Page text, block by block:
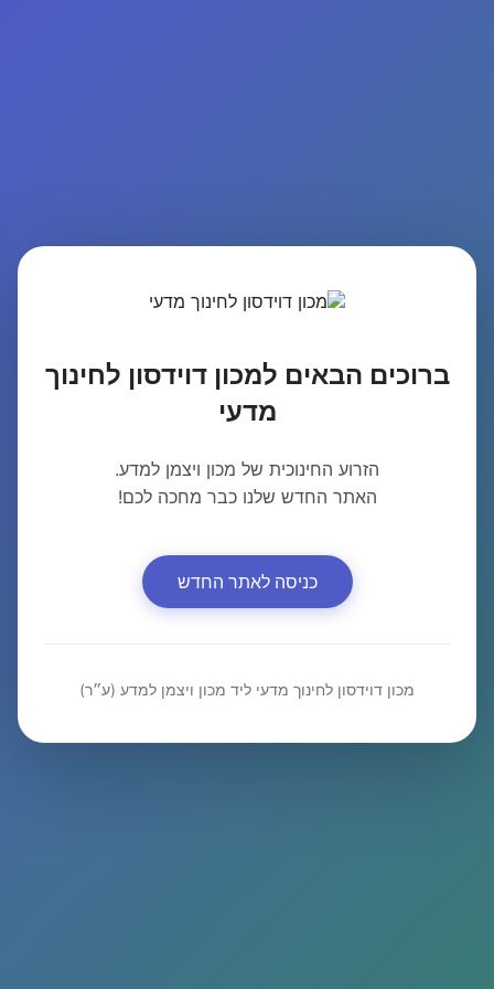
ברוכים הבאים למכון דוידסון לחינוך
מדעי
הזרוע החינוכית של מכון ויצמן למדע.
האתר החדש שלנו כבר מחכה לכם!
כניסה לאתר החדש
מכון דוידסון לחינוך מדעי ליד מכון ויצמן למדע (ע״ר)